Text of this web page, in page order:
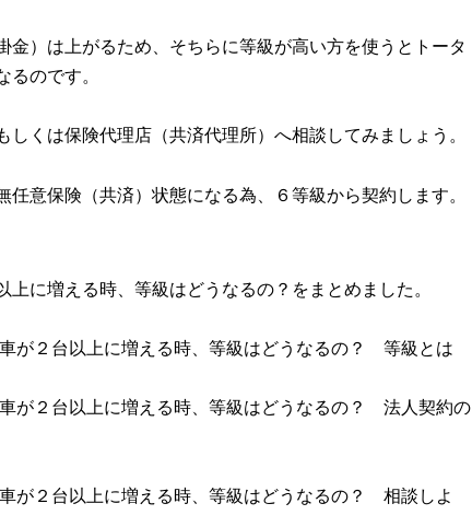
金）は上がるため、そちらに等級が高い方を使うとトータ
るのです。
くは保険代理店（共済代理所）へ相談してみましょう。
意保険（共済）状態になる為、６等級から契約します。
に増える時、等級はどうなるの？をまとめました。
２台以上に増える時、等級はどうなるの？ 等級とは
２台以上に増える時、等級はどうなるの？ 法人契約の
２台以上に増える時、等級はどうなるの？ 相談しよ